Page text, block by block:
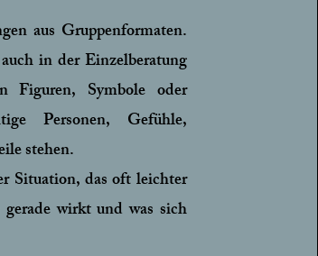
aus Gruppenformaten.
in der Einzelberatung
Figuren, Symbole oder
Personen, Gefühle,
stehen.
Situation, das oft leichter
wirkt und was sich